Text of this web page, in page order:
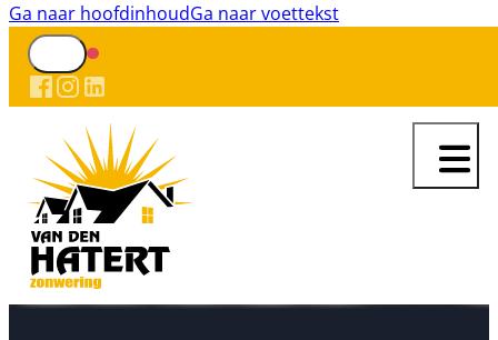
Ga naar hoofdinhoudGa naar voettekst